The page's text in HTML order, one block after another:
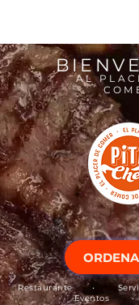
AL
Restaurante •
Eventos •